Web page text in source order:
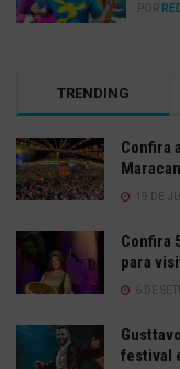
POR
TRENDING
Confira
19 DE
Confira
para
6 DE
festival